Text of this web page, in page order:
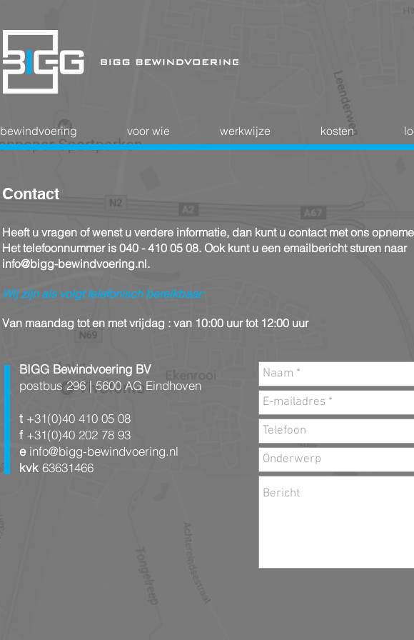
bewindvoering voor wie werkwijze kosten
Contact
Heeft u vragen of wenst u verdere informatie, dan kunt u contact met ons
Het telefoonnummer is 040 - 410 05 08. Ook kunt u een emailbericht sturen naar
info@bigg-bewindvoering.nl.
Wij zijn als volgt telefonisch bereikbaar:
Van maandag tot en met vrijdag : van 10:00 uur tot 12:00 uur
BIGG Bewindvoering BV
postbus 296 |5600 AG Eindhoven
t +31(0)40 410 05 08
f +31(0)40 202 78 93
e info@bigg-bewindvoering.nl
kvk 63631466